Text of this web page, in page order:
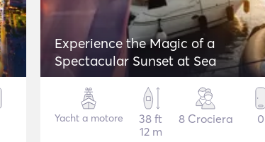
Experience the Magic of a
Spectacular Sunset at Sea
Yacht a motore
38 ft
12 m
8 Crociera 0